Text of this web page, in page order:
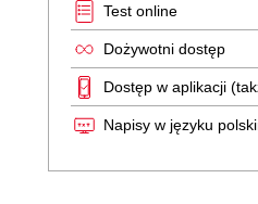
Test online
Dożywotni dostęp
Dostęp w aplikacji
Napisy w języku